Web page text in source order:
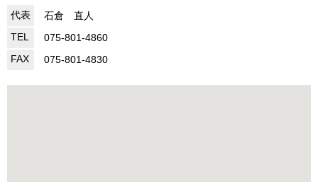
代表
石倉 直人
TEL
075-801-4860
FAX
075-801-4830